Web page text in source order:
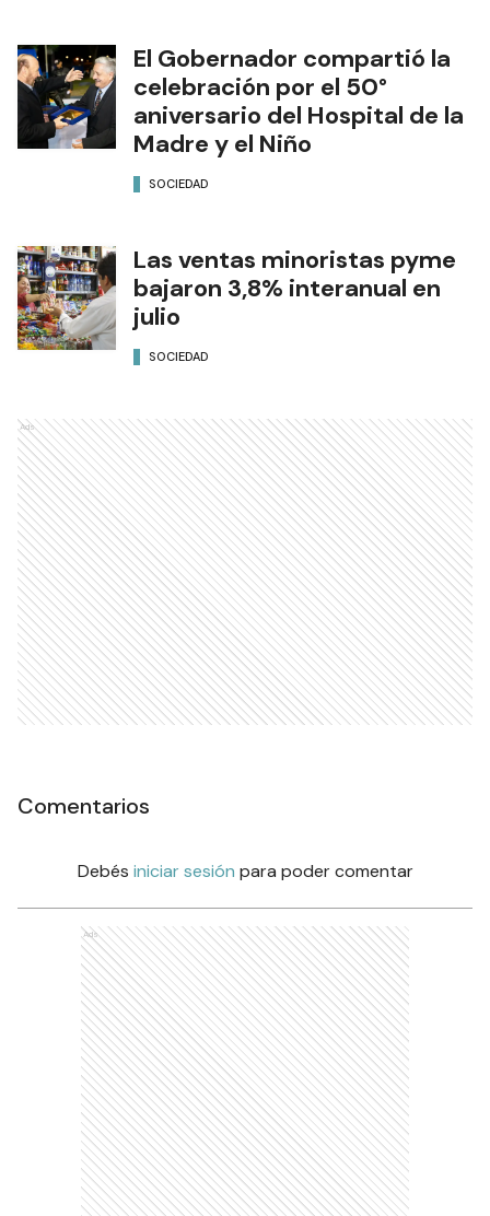
El Gobernador compartió la
celebración por el 50°
aniversario del Hospital de la
Madre y el Niño
SOCIEDAD
Las ventas minoristas pyme
bajaron 3,8% interanual en
julio
SOCIEDAD
Ads
Comentarios
Debés iniciar sesión para poder comentar
Ads